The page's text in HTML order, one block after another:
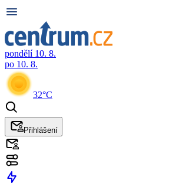
pondělí 10. 8.
po 10. 8.
32°C
Přihlášení